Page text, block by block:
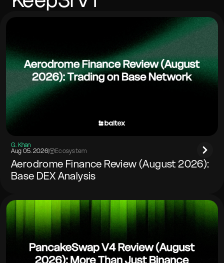
G. Khan
Aug 05. 2026| Ecosystem
Aerodrome Finance Review (August 2026):
Base DEX Analysis